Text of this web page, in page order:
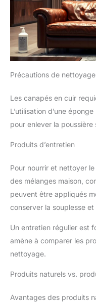
Précautions de nettoyage
Les canapés en cuir
L’utilisation d’une
pour enlever la poussière
Produits d’entretien
Pour nourrir et nettoyer
des mélanges maison,
peuvent être appliqués
conserver la souplesse et
Un entretien régulier est
amène à comparer les
nettoyage.
Produits naturels vs.
Avantages des produits